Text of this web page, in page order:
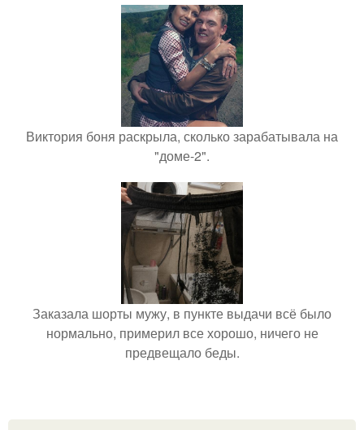
Виктория боня раскрыла, сколько зарабатывала на
"доме-2".
Заказала шорты мужу, в пункте выдачи всё было
нормально, примерил все хорошо, ничего не
предвещало беды.